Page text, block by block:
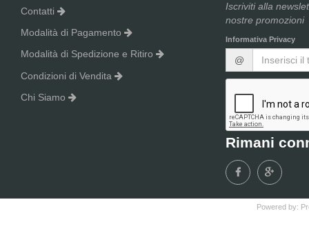
Contatti
Modalità di Pagamento
Modalità di Spedizione e Ritiro
Condizioni di Vendita
Chi Siamo
Iscriviti alla
nostre promozioni
Informativa Privacy
@
Rimani
Powered by: